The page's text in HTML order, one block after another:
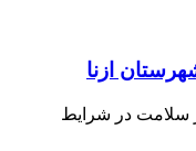
ازنا